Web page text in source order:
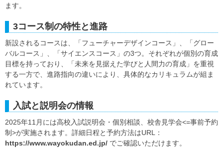
ます。
3コース制の特性と進路
新設されるコースは、「フューチャーデザインコース」、「グロー
バルコース」、「サイエンスコース」の3つ。それぞれが個別の育成
目標を持っており、「未来を見据えた学びと人間力の育成」を重視
する一方で、進路指向の違いにより、具体的なカリキュラムが組ま
れています。
入試と説明会の情報
2025年11月には高校入試説明会・個別相談、校舎見学会<=事前予約
制>が実施されます。詳細日程と予約方法はURL：
https://www.wayokudan.ed.jp/ でご確認いただけます。